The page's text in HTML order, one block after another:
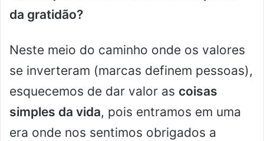
da gratidão?
Neste meio do caminho onde os valores
se inverteram (marcas definem pessoas),
esquecemos de dar valor as coisas
simples da vida, pois entramos em uma
era onde nos sentimos obrigados a